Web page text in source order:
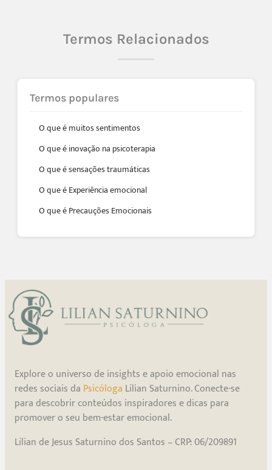
Termos Relacionados
Termos populares
O que é muitos sentimentos
O que é inovação na psicoterapia
O que é sensações traumáticas
O que é Experiência emocional
O que é Precauções Emocionais
Explore o universo de insights e apoio emocional nas
redes sociais da Psicóloga Lilian Saturnino. Conecte-se
para descobrir conteúdos inspiradores e dicas para
promover o seu bem-estar emocional.
Lilian de Jesus Saturnino dos Santos – CRP: 06/209891